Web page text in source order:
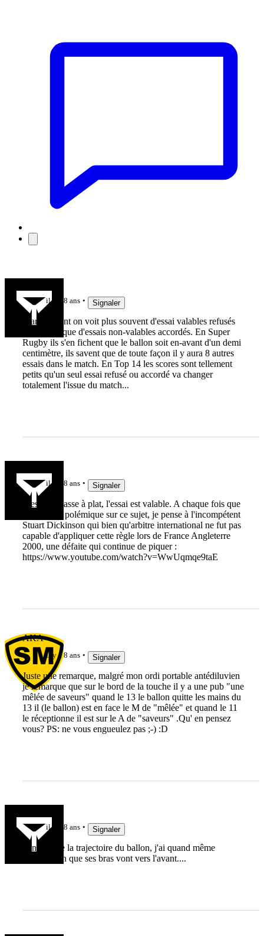
il y a 8 ans Signaler
Franchement on voit plus souvent d'essai valables refusés
en Top 14 que d'essais non-valables accordés. En Super
Rugby ils s'en fichent que le ballon soit en-avant d'un demi
centimètre, ils savent que de toute façon il y aura 8 autres
essais dans le match. En Top 14 les scores sont tellement
petits qu'un seul essai refusé ou accordé va changer
totalement l'issue du match...
il y a 8 ans Signaler
C'est une passe à plat, l'essai est valable. A chaque fois que
je vois une polémique sur ce sujet, je pense à l'incompétent
Stuart Dickinson qui bien qu'arbitre international ne fut pas
capable d'appliquer cette règle lors de France Angleterre
2000, une défaite qui continue de piquer :
https://www.youtube.com/watch?v=WwUqmqe9taE
AKA
il y a 8 ans Signaler
Juste une remarque, malgré mon ordi portable antédiluvien
je remarque que sur le bord de la touche il y a une pub "une
mêlée de saveurs" quand le 13 le ballon quitte les mains du
13 il (le ballon) est en face le M de "mêlée" et quand le 11
le réceptionne il est sur le A de "saveurs" .Qu' en pensez
vous? PS: ne vous engueulez pas ;-) :D
il y a 8 ans Signaler
Sans suivre la trajectoire du ballon, j'ai quand même
l'impression que ses bras vont vers l'avant....